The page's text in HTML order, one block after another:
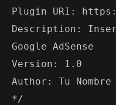
Plugin URI:
Description:
Google AdSense
Version: 1.0
Author: Tu Nombre
*/